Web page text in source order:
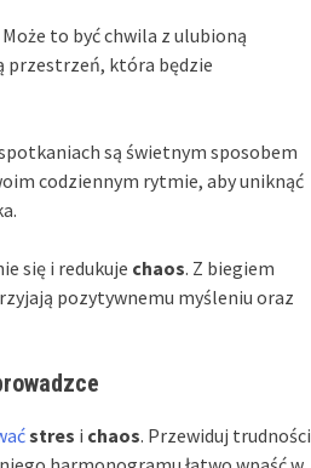
to być chwila z ulubioną
przestrzeń, która będzie
są świetnym sposobem
codziennym rytmie, aby uniknąć
się i redukuje chaos. Z biegiem
pozytywnemu myśleniu oraz
stres i chaos. Przewiduj trudności